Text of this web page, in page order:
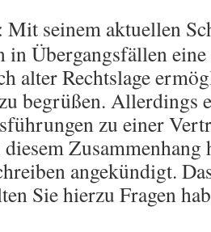
: Mit seinem aktuellen
in Übergangsfällen
alter Rechtslage
begrüßen. Allerdings
zu einer
Zusammenhang
angekündigt.
Sie hierzu Fragen